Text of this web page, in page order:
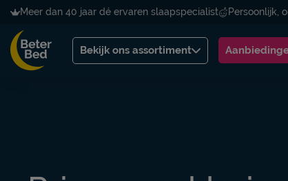
Meer dan 40 jaar dé ervaren slaapspecialist Persoonlijk,
Bekijk ons assortiment